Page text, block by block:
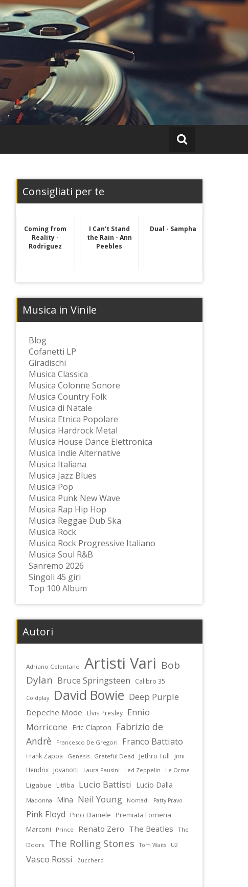
Consigliati per te
Coming from
Reality -
Rodriguez
I Can't Stand
the Rain - Ann
Peebles
Dual - Sampha
Musica in Vinile
Blog
Cofanetti LP
Giradischi
Musica Classica
Musica Colonne Sonore
Musica Country Folk
Musica di Natale
Musica Etnica Popolare
Musica Hardrock Metal
Musica House Dance Elettronica
Musica Indie Alternative
Musica Italiana
Musica Jazz Blues
Musica Pop
Musica Punk New Wave
Musica Rap Hip Hop
Musica Reggae Dub Ska
Musica Rock
Musica Rock Progressive Italiano
Musica Soul R&B
Sanremo 2026
Singoli 45 giri
Top 100 Album
Autori
Adriano Celentano Artisti Vari Bob
Dylan Bruce Springsteen Calibro 35
Coldplay David Bowie Deep Purple
Depeche Mode Elvis Presley
Ennio
Morricone Eric Clapton Fabrizio de
Andrè
Francesco De Gregori Franco Battiato
Frank Zappa Genesis Grateful Dead Jethro Tull
Jimi
Hendrix
Jovanotti Laura Pausini Led Zeppelin Le Orme
Ligabue Litfiba Lucio Battisti Lucio Dalla
Madonna Mina Neil Young Nomadi Patty Pravo
Pink Floyd Pino Daniele
Premiata Forneria
Marconi
Prince Renato Zero The Beatles
The
Doors
The Rolling Stones Tom Waits U2
Vasco Rossi Zucchero